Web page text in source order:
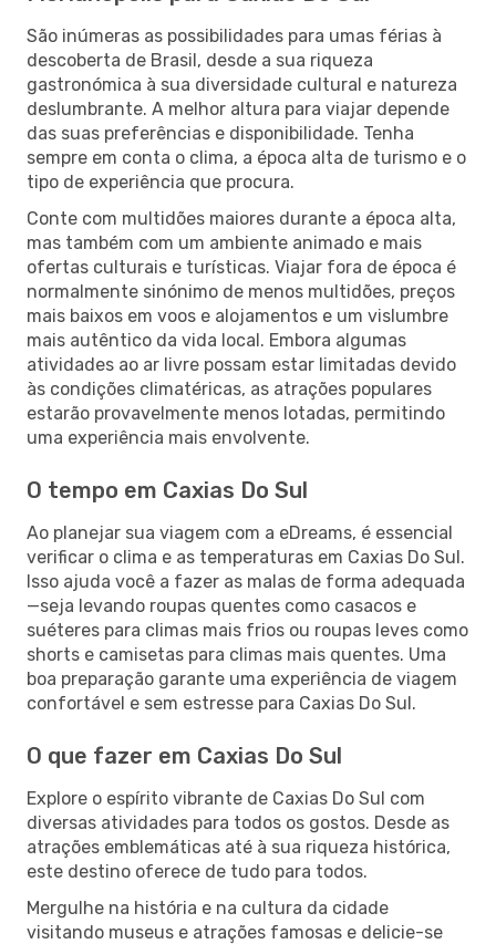
São inúmeras as possibilidades para umas férias à
descoberta de Brasil, desde a sua riqueza
gastronómica à sua diversidade cultural e natureza
deslumbrante. A melhor altura para viajar depende
das suas preferências e disponibilidade. Tenha
sempre em conta o clima, a época alta de turismo e o
tipo de experiência que procura.
Conte com multidões maiores durante a época alta,
mas também com um ambiente animado e mais
ofertas culturais e turísticas. Viajar fora de época é
normalmente sinónimo de menos multidões, preços
mais baixos em voos e alojamentos e um vislumbre
mais autêntico da vida local. Embora algumas
atividades ao ar livre possam estar limitadas devido
às condições climatéricas, as atrações populares
estarão provavelmente menos lotadas, permitindo
uma experiência mais envolvente.
O tempo em Caxias Do Sul
Ao planejar sua viagem com a eDreams, é essencial
verificar o clima e as temperaturas em Caxias Do Sul.
Isso ajuda você a fazer as malas de forma adequada
—seja levando roupas quentes como casacos e
suéteres para climas mais frios ou roupas leves como
shorts e camisetas para climas mais quentes. Uma
boa preparação garante uma experiência de viagem
confortável e sem estresse para Caxias Do Sul.
O que fazer em Caxias Do Sul
Explore o espírito vibrante de Caxias Do Sul com
diversas atividades para todos os gostos. Desde as
atrações emblemáticas até à sua riqueza histórica,
este destino oferece de tudo para todos.
Mergulhe na história e na cultura da cidade
visitando museus e atrações famosas e delicie-se